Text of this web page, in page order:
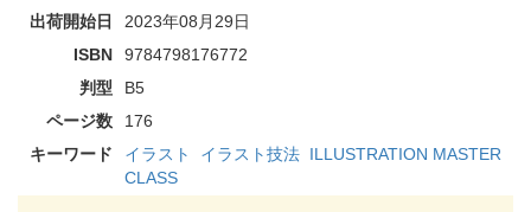
出荷開始日
2023年08月29日
ISBN
9784798176772
判型
B5
ページ数
176
キーワード
イラスト イラスト技法 ILLUSTRATION MASTER
CLASS